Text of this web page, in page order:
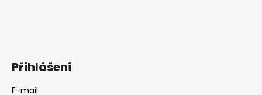
Přihlášení
E-mail